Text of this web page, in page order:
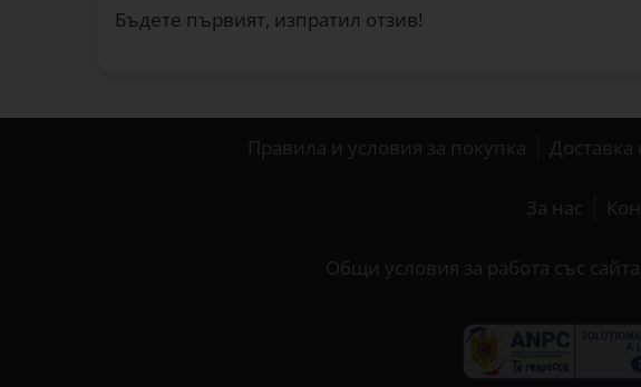
Бъдете първият, изпратил отзив!
Правила и условия за покупка Доставка
За нас
Общи условия за работа със сайта